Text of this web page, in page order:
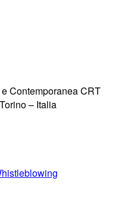
Contemporanea CRT
– Italia